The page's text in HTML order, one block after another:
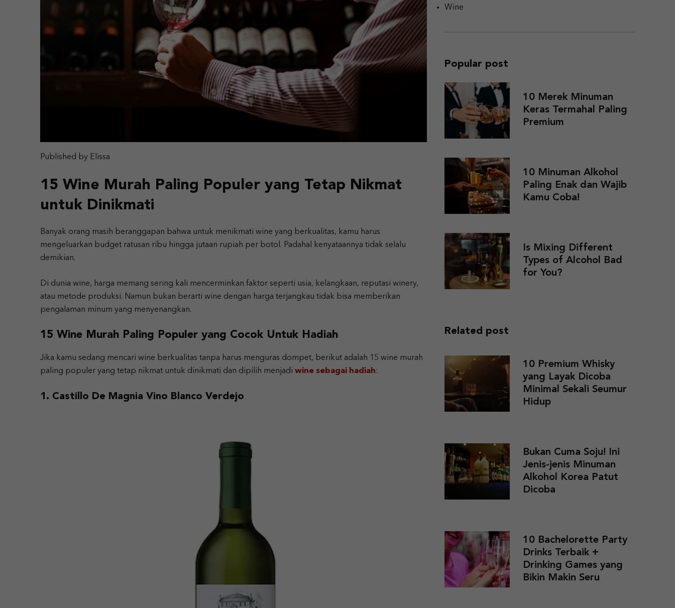
Published by Elissa
15 Wine Murah Paling Populer yang Tetap Nikmat
untuk Dinikmati
Banyak orang masih beranggapan bahwa untuk menikmati wine yang berkualitas, kamu harus
mengeluarkan budget ratusan ribu hingga jutaan rupiah per botol. Padahal kenyataannya tidak selalu
demikian.
Di dunia wine, harga memang sering kali mencerminkan faktor seperti usia, kelangkaan, reputasi winery,
atau metode produksi. Namun bukan berarti wine dengan harga terjangkau tidak bisa memberikan
pengalaman minum yang menyenangkan.
15 Wine Murah Paling Populer yang Cocok Untuk Hadiah
Jika kamu sedang mencari wine berkualitas tanpa harus menguras dompet, berikut adalah 15 wine murah
paling populer yang tetap nikmat untuk dinikmati dan dipilih menjadi wine sebagai hadiah:
1. Castillo De Magnia Vino Blanco Verdejo
Wine
Popular post
10 Merek Minuman
Keras Termahal Paling
Premium
10 Minuman Alkohol
Paling Enak dan Wajib
Kamu Coba!
Is Mixing Different
Types of Alcohol Bad
for You?
Related post
10 Premium Whisky
yang Layak Dicoba
Minimal Sekali Seumur
Hidup
Bukan Cuma Soju! Ini
Jenis-jenis Minuman
Alkohol Korea Patut
Dicoba
10 Bachelorette Party
Drinks Terbaik +
Drinking Games yang
Bikin Makin Seru